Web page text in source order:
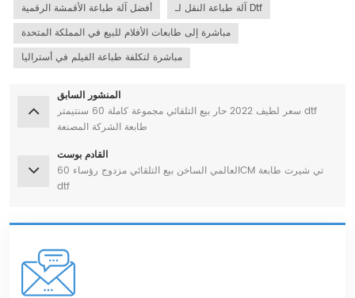
أفضل آلة طباعة الأقمشة الرقمية
آلة طباعة النقل لـ Dtf
مباشرة إلى طابعات الأفلام للبيع في المملكة المتحدة
مباشرة لتكلفة طباعة الفيلم في أستراليا
المنشور السابق
سعر لطيف 2022 حار بيع التلقائي مجموعة كاملة 60 سنتيمتر dtf
طابعة الشركة المصنعة
القادم بوست
العالمي الساخن بيع التلقائي مزدوج رؤساء 60CM تي شيرت طابعة
dtf